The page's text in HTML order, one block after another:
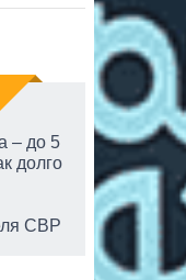
– до 5
долго
СВР